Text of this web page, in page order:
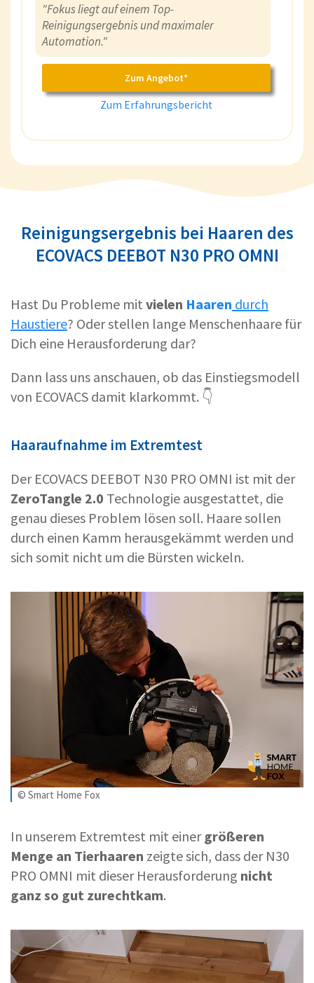
"Fokus liegt auf einem Top-
Reinigungsergebnis und maximaler
Automation."
Zum Angebot*
Zum Erfahrungsbericht
Reinigungsergebnis bei Haaren des
ECOVACS DEEBOT N30 PRO OMNI
Hast Du Probleme mit vielen Haaren durch
Haustiere? Oder stellen lange Menschenhaare für
Dich eine Herausforderung dar?
Dann lass uns anschauen, ob das Einstiegsmodell
von ECOVACS damit klarkommt. 👇
Haaraufnahme im Extremtest
Der ECOVACS DEEBOT N30 PRO OMNI ist mit der
ZeroTangle 2.0 Technologie ausgestattet, die
genau dieses Problem lösen soll. Haare sollen
durch einen Kamm herausgekämmt werden und
sich somit nicht um die Bürsten wickeln.
© Smart Home Fox
In unserem Extremtest mit einer größeren
Menge an Tierhaaren zeigte sich, dass der N30
PRO OMNI mit dieser Herausforderung nicht
ganz so gut zurechtkam.